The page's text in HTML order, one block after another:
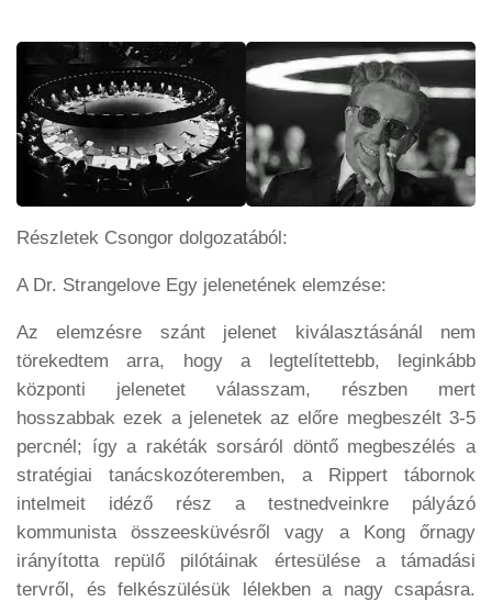
Részletek Csongor dolgozatából:
A Dr. Strangelove Egy jelenetének elemzése:
Az elemzésre szánt jelenet kiválasztásánál nem
törekedtem arra, hogy a legtelítettebb, leginkább
központi jelenetet válasszam, részben mert
hosszabbak ezek a jelenetek az előre megbeszélt 3-5
percnél; így a rakéták sorsáról döntő megbeszélés a
stratégiai tanácskozóteremben, a Rippert tábornok
intelmeit idéző rész a testnedveinkre pályázó
kommunista összeesküvésről vagy a Kong őrnagy
irányította repülő pilótáinak értesülése a támadási
tervről, és felkészülésük lélekben a nagy csapásra.